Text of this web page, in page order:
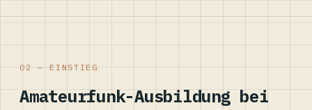
02 — EINSTIEG
Amateurfunk-Ausbildung bei